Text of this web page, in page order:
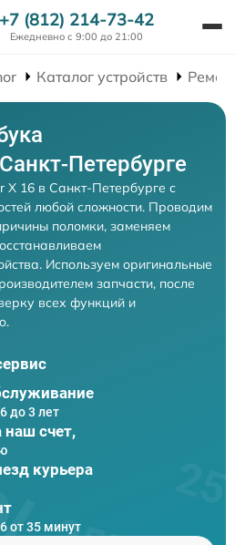
+7 (812) 214-73-42
Ежедневно с 9:00 до 21:00
Каталог устройств
Петербурге
X 16 в Санкт-Петербурге с
любой сложности. Проводим
поломки, заменяем
Используем оригинальные
запчасти, после
всех функций и
до 3 лет
наш счет,
курьера
от 35 минут